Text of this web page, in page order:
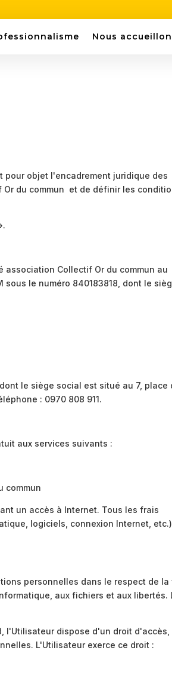
Nous
pour objet l'encadrement juridique des
du commun et de définir les
Collectif Or du commun au
sous le numéro 840183818, dont le
le siège social est situé au 7, place
: 0970 808 911.
aux services suivants :
commun
un accès à Internet. Tous les frais
logiciels, connexion Internet, etc.)
personnelles dans le respect de la
aux fichiers et aux libertés.
l'Utilisateur dispose d'un droit d'accès,
L'Utilisateur exerce ce droit :